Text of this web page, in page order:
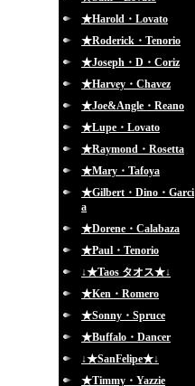
★Harold・Lovato
★Roderick・Tenorio
★Joseph・D・Coriz
★Harvey・Chavez
★Joe&Angle・Reano
★Lupe・Lovato
★Raymond・Rosetta
★Mary・Tafoya
★Gilbert・Dino・Garci
a
★Dorene・Calabaza
★Paul・Tenorio
↓★Taos タオス★↓
★Ken・Romero
★Sonny・Spruce
★Buffalo・Dancer
↓★SanFelipe★↓
★Timmy・Yazzie